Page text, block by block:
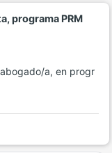
programa PRM
a, en progr